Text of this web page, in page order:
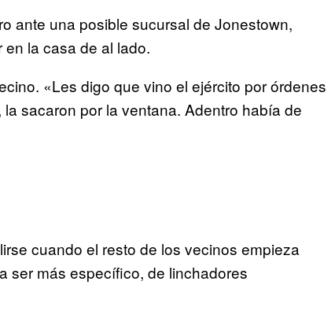
ante una posible sucursal de Jonestown,
la casa de al lado.
«Les digo que vino el ejército por órdenes
sacaron por la ventana. Adentro había de
cuando el resto de los vecinos empieza
ser más específico, de linchadores